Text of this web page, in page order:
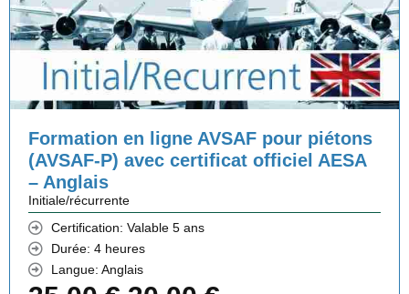
Formation en ligne AVSAF pour piétons
(AVSAF-P) avec certificat officiel AESA
– Anglais
Initiale/récurrente
Certification: Valable 5 ans
Durée: 4 heures
Langue: Anglais